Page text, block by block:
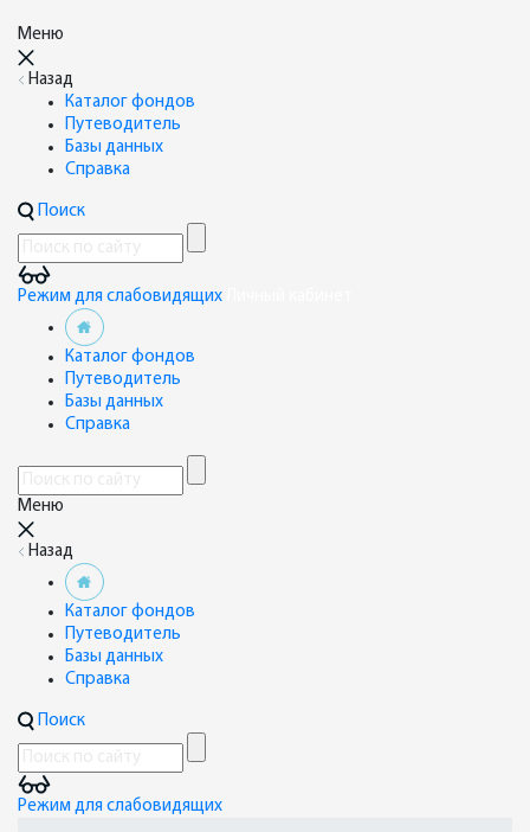
Меню
Назад
Каталог фондов
Путеводитель
Базы данных
Справка
Поиск
Режим для слабовидящих
Каталог фондов
Путеводитель
Базы данных
Справка
Меню
Назад
Каталог фондов
Путеводитель
Базы данных
Справка
Поиск
Режим для слабовидящих